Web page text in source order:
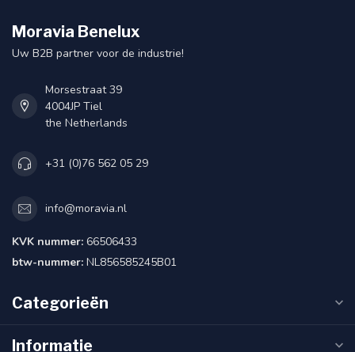
Moravia Benelux
Uw B2B partner voor de industrie!
Morsestraat 39
4004JP Tiel
the Netherlands
+31 (0)76 562 05 29
info@moravia.nl
KVK nummer: 66506433
btw-nummer: NL856585245B01
Categorieën
Informatie